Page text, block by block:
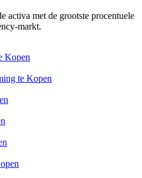
trading commissies
enz.
activa met de grootste procentuele
markt.
Kopen
te Kopen